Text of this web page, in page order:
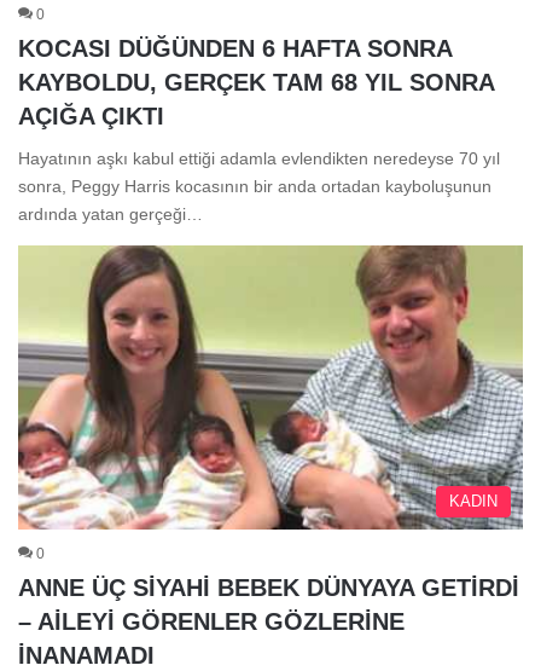
0
KOCASI DÜĞÜNDEN 6 HAFTA SONRA
KAYBOLDU, GERÇEK TAM 68 YIL SONRA
AÇIĞA ÇIKTI
Hayatının aşkı kabul ettiği adamla evlendikten neredeyse 70 yıl
sonra, Peggy Harris kocasının bir anda ortadan kayboluşunun
ardında yatan gerçeği…
KADIN
0
ANNE ÜÇ SİYAHİ BEBEK DÜNYAYA GETİRDİ
– AİLEYİ GÖRENLER GÖZLERİNE
İNANAMADI